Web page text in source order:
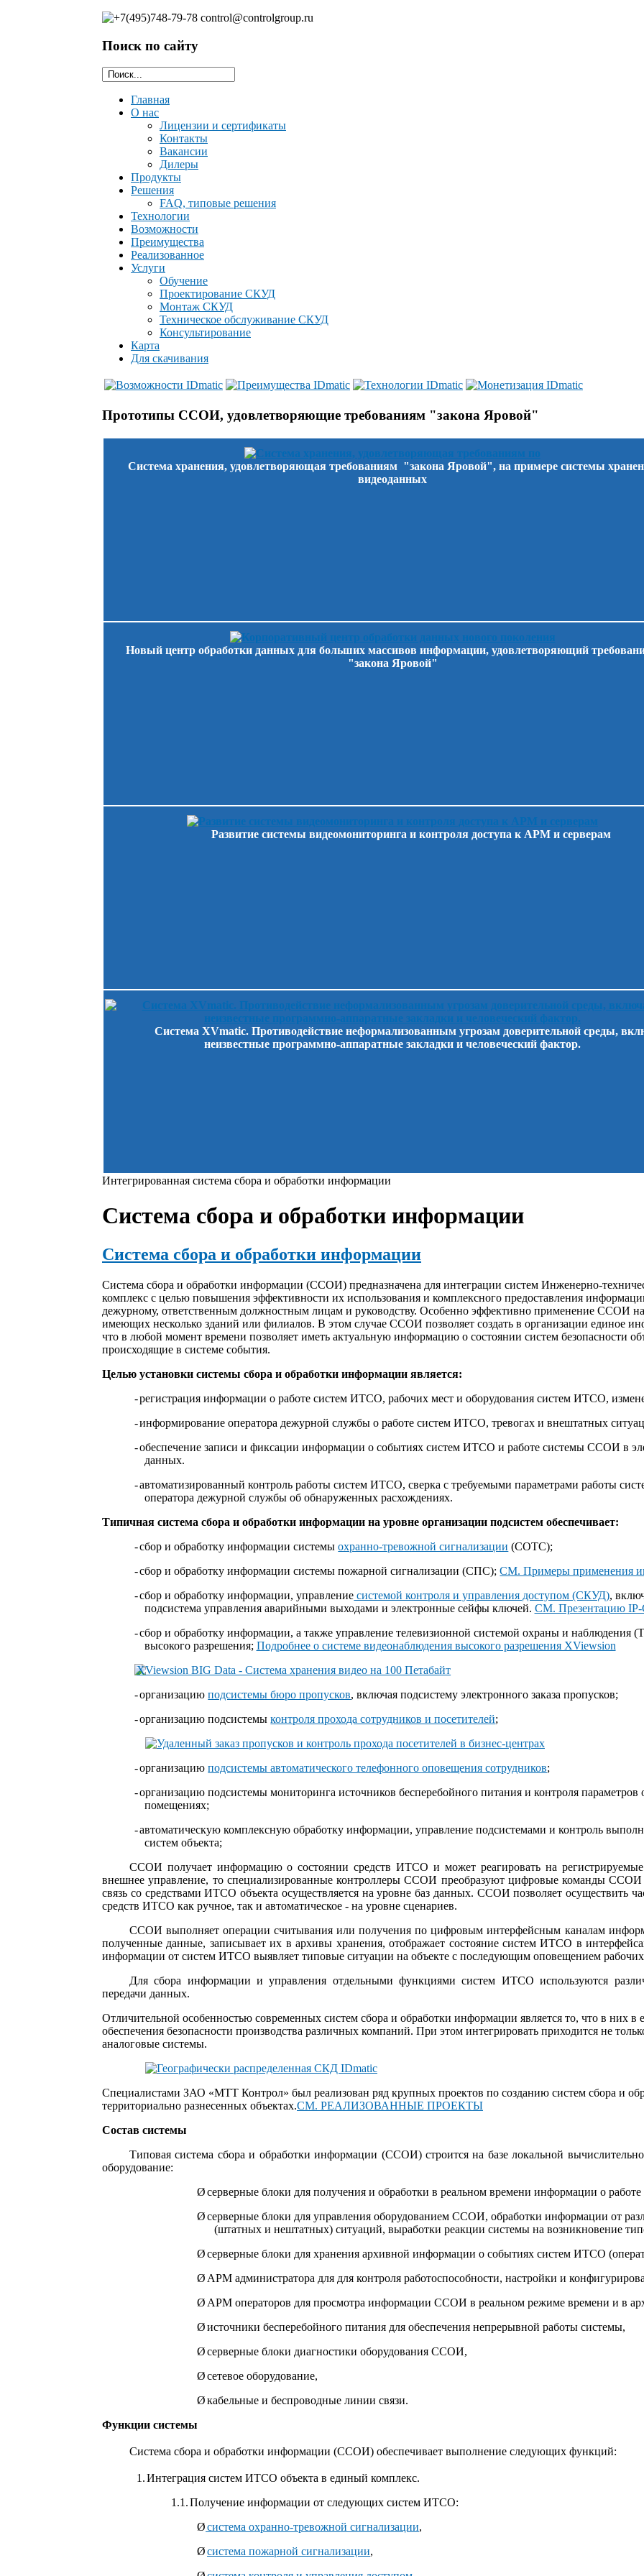
Поиск по сайту
Главная
О нас
Лицензии и сертификаты
Контакты
Ваканcии
Дилеры
Продукты
Решения
FAQ, типовые решения
Технологии
Возможности
Преимущества
Реализованное
Услуги
Обучение
Проектирование СКУД
Монтаж СКУД
Техническое обслуживание СКУД
Консультирование
Карта
Для скачивания
Прототипы ССОИ, удовлетворяющие требованиям "закона Яровой"
Система хранения, удовлетворяющая требованиям "закона Яровой", на примере системы
видеоданных
Новый центр обработки данных для больших массивов информации, удовлетворяющий
"закона Яровой"
Развитие системы видеомониторинга и контроля доступа к АРМ и серверам
Система XVmatic. Противодействие неформализованным угрозам доверительной среды,
неизвестные программно-аппаратные закладки и человеческий фактор.
Интегрированная система сбора и обработки информации
Система сбора и обработки информации
Система сбора и обработки информации
Система сбора и обработки информации (ССОИ) предназначена для интеграции систем Инженерно-
комплекс с целью повышения эффективности их использования и комплексного предоставления
дежурному, ответственным должностным лицам и руководству. Особенно эффективно применение ССОИ на
имеющих несколько зданий или филиалов. В этом случае ССОИ позволяет создать в организации единое
что в любой момент времени позволяет иметь актуальную информацию о состоянии систем безопасности
происходящие в системе события.
Целью установки системы сбора и обработки информации является:
-регистрация информации о работе систем ИТСО, рабочих мест и оборудования систем ИТСО,
-информирование оператора дежурной службы о работе систем ИТСО, тревогах и внештатных
-обеспечение записи и фиксации информации о событиях систем ИТСО и работе системы ССОИ в
данных.
-автоматизированный контроль работы систем ИТСО, сверка с требуемыми параметрами работы
оператора дежурной службы об обнаруженных расхождениях.
Типичная система сбора и обработки информации на уровне организации подсистем обеспечивает:
-сбор и обработку информации системыохранно-тревожной сигнализации (СОТС);
-сбор и обработку информации системы пожарной сигнализации (СПС);СМ. Примеры применения
-сбор и обработку информации, управление системой контроля и управления доступом (СКУД),
подсистема управления аварийными выходами и электронные сейфы ключей. СМ. Презентацию
-сбор и обработку информации, а также управление телевизионной системой охраны и
высокого разрешения; Подробнее о системе видеонаблюдения высокого разрешения XViewsion
-организациюподсистемы бюро пропусков, включая подсистему электронного заказа пропусков;
-организацию подсистемыконтроля прохода сотрудников и посетителей;
-организациюподсистемы автоматического телефонного оповещения сотрудников;
-организацию подсистемы мониторинга источников бесперебойного питания и контроля
помещениях;
-автоматическую комплексную обработку информации, управление подсистемами и контроль
систем объекта;
ССОИ получает информацию о состоянии средств ИТСО и может реагировать на
внешнее управление, то специализированные контроллеры ССОИ преобразуют цифровые команды ССОИ
связь со средствами ИТСО объекта осуществляется на уровне баз данных. ССОИ позволяет осуществить
средств ИТСО как ручное, так и автоматическое - на уровне сценариев.
ССОИ выполняет операции считывания или получения по цифровым интерфейсным каналам
полученные данные, записывает их в архивы хранения, отображает состояние систем ИТСО в
информации от систем ИТСО выявляет типовые ситуации на объекте с последующим оповещением
Для сбора информации и управления отдельными функциями систем ИТСО используются
передачи данных.
Отличительной особенностью современных систем сбора и обработки информации является то, что в них
обеспечения безопасности производства различных компаний. При этом интегрировать приходится не
аналоговые системы.
Специалистами ЗАО «МТТ Контрол» был реализован ряд крупных проектов по созданию систем сбора и
территориально разнесенных объектах.СМ. РЕАЛИЗОВАННЫЕ ПРОЕКТЫ
Состав системы
Типовая система сбора и обработки информации (ССОИ) строится на базе локальной
оборудование:
Øсерверные блоки для получения и обработки в реальном времени информации о
Øсерверные блоки для управления оборудованием ССОИ, обработки информации от
(штатных и нештатных) ситуаций, выработки реакции системы на возникновение
Øсерверные блоки для хранения архивной информации о событиях систем ИТСО
Ø АРМ администратора для для контроля работоспособности, настройки и
Ø АРМ операторов для просмотра информации ССОИ в реальном режиме времени и в
Øисточники бесперебойного питания для обеспечения непрерывной работы системы,
Øсерверные блоки диагностики оборудования ССОИ,
Øсетевое оборудование,
Øкабельные и беспроводные линии связи.
Функции системы
Система сбора и обработки информации (ССОИ) обеспечивает выполнение следующих функций:
1.Интеграция систем ИТСО объекта в единый комплекс.
1.1.Получение информации от следующих систем ИТСО:
Øсистема охранно-тревожной сигнализации,
Øсистема пожарной сигнализации,